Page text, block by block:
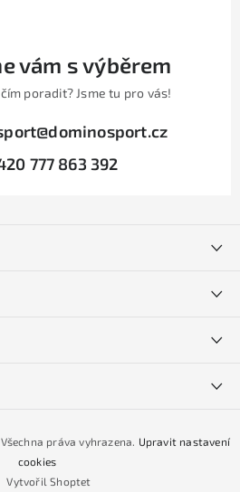
vám s výběrem
poradit? Jsme tu pro vás!
@dominosport.cz
777 863 392
ESSOX
Vytvořil Shoptet
práva vyhrazena. Upravit nastavení
cookies